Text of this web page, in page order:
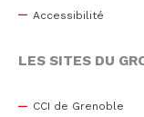
Accessibilité
LES SITES DU
CCI de Grenoble